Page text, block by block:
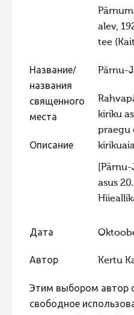
Фотоконкурс 2015
Фотоконкурс 2014
Фотоконкурс 2011
Фотоконкурс 2010
Фотоконкурс 2009
Фотоконкурс 2008
alev,
tee
Название/
названия
священного
места
Pärnu-
Описание
kiriku
praegu
asus
Дата
Автор Kertu
Этим выбором автор
свободное